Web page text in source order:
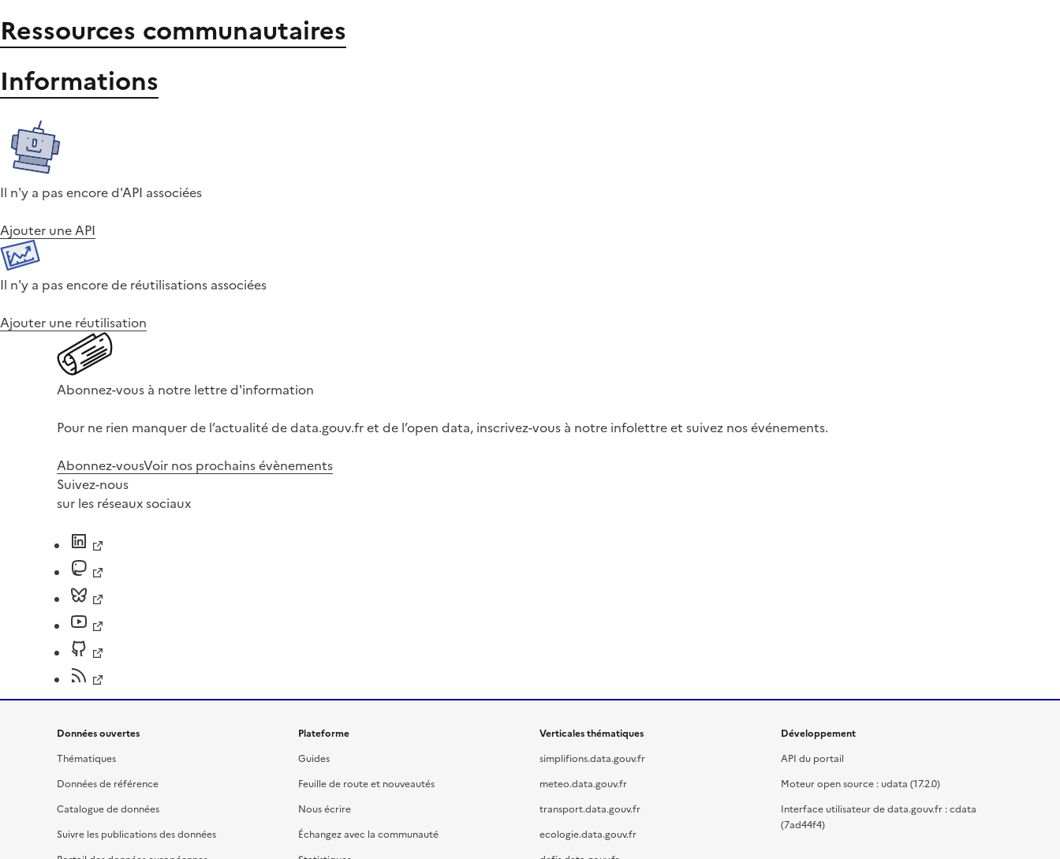
Ressources communautaires
Informations
Il n'y a pas encore d'API associées
Ajouter une API
Il n'y a pas encore de réutilisations associées
Ajouter une réutilisation
Abonnez-vous à notre lettre d'information
Pour ne rien manquer de l’actualité de data.gouv.fr et de l’open data, inscrivez-vous à notre infolettre et suivez nos événements.
Abonnez-vousVoir nos prochains évènements
Suivez-nous
sur les réseaux sociaux
Données ouvertes
Thématiques
Données de référence
Catalogue de données
Suivre les publications des données
Plateforme
Guides
Feuille de route et nouveautés
Nous écrire
Échangez avec la communauté
Verticales thématiques
simplifions.data.gouv.fr
meteo.data.gouv.fr
transport.data.gouv.fr
ecologie.data.gouv.fr
Développement
API du portail
Moteur open source : udata (17.2.0)
Interface utilisateur de data.gouv.fr : cdata
(7ad44f4)